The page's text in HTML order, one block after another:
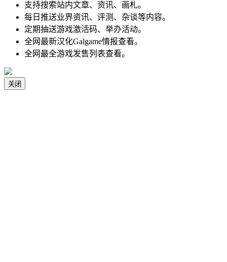
支持搜索站内文章、资讯、画札。
每日推送业界资讯、评测、杂谈等内容。
定期抽送游戏激活码、举办活动。
全网最新汉化Galgame情报查看。
全网最全游戏发售列表查看。
关闭